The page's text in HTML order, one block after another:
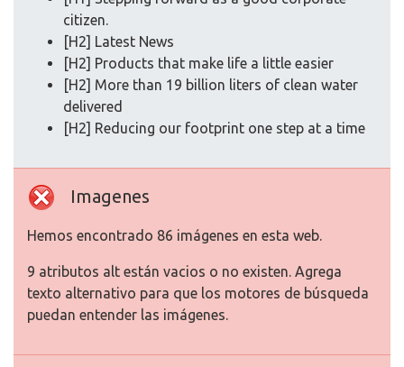
citizen.
[H2] Latest News
[H2] Products that make life a little easier
[H2] More than 19 billion liters of clean water
delivered
[H2] Reducing our footprint one step at a time
Imagenes
Hemos encontrado 86 imágenes en esta web.
9 atributos alt están vacios o no existen. Agrega
texto alternativo para que los motores de búsqueda
puedan entender las imágenes.